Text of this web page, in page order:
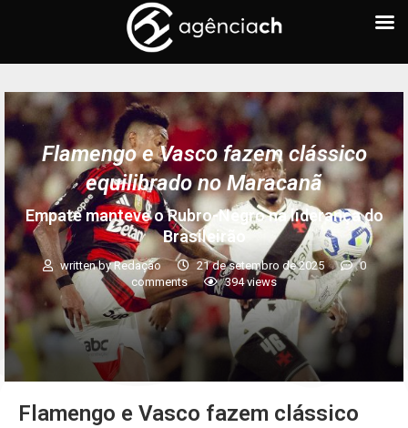
Flamengo e Vasco fazem clássico
equilibrado no Maracanã
Empate manteve o Rubro-Negro na liderança do
Brasileirão
written byRedação 21 de setembro de 2025
0
comments
394views
Flamengo e Vasco fazem clássico